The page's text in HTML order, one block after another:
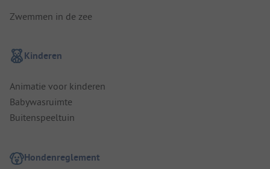
Zwemmen in de zee
Kinderen
Animatie voor kinderen
Babywasruimte
Buitenspeeltuin
Hondenreglement